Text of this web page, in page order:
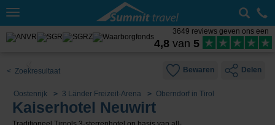
Toggle
3649 reviews geven ons een
4,8 van 5
< Zoekresultaat Bewaren Delen
Oostenrijk 3 Länder Freizeit-Arena Oberndorf in Tirol
Kaiserhotel Neuwirt